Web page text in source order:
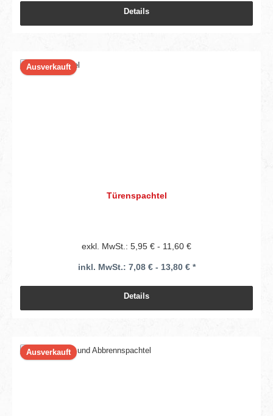
Details
Ausverkauft
Türenspachtel
exkl. MwSt.: 5,95 € - 11,60 €
inkl. MwSt.: 7,08 € - 13,80 € *
Details
Ausverkauft